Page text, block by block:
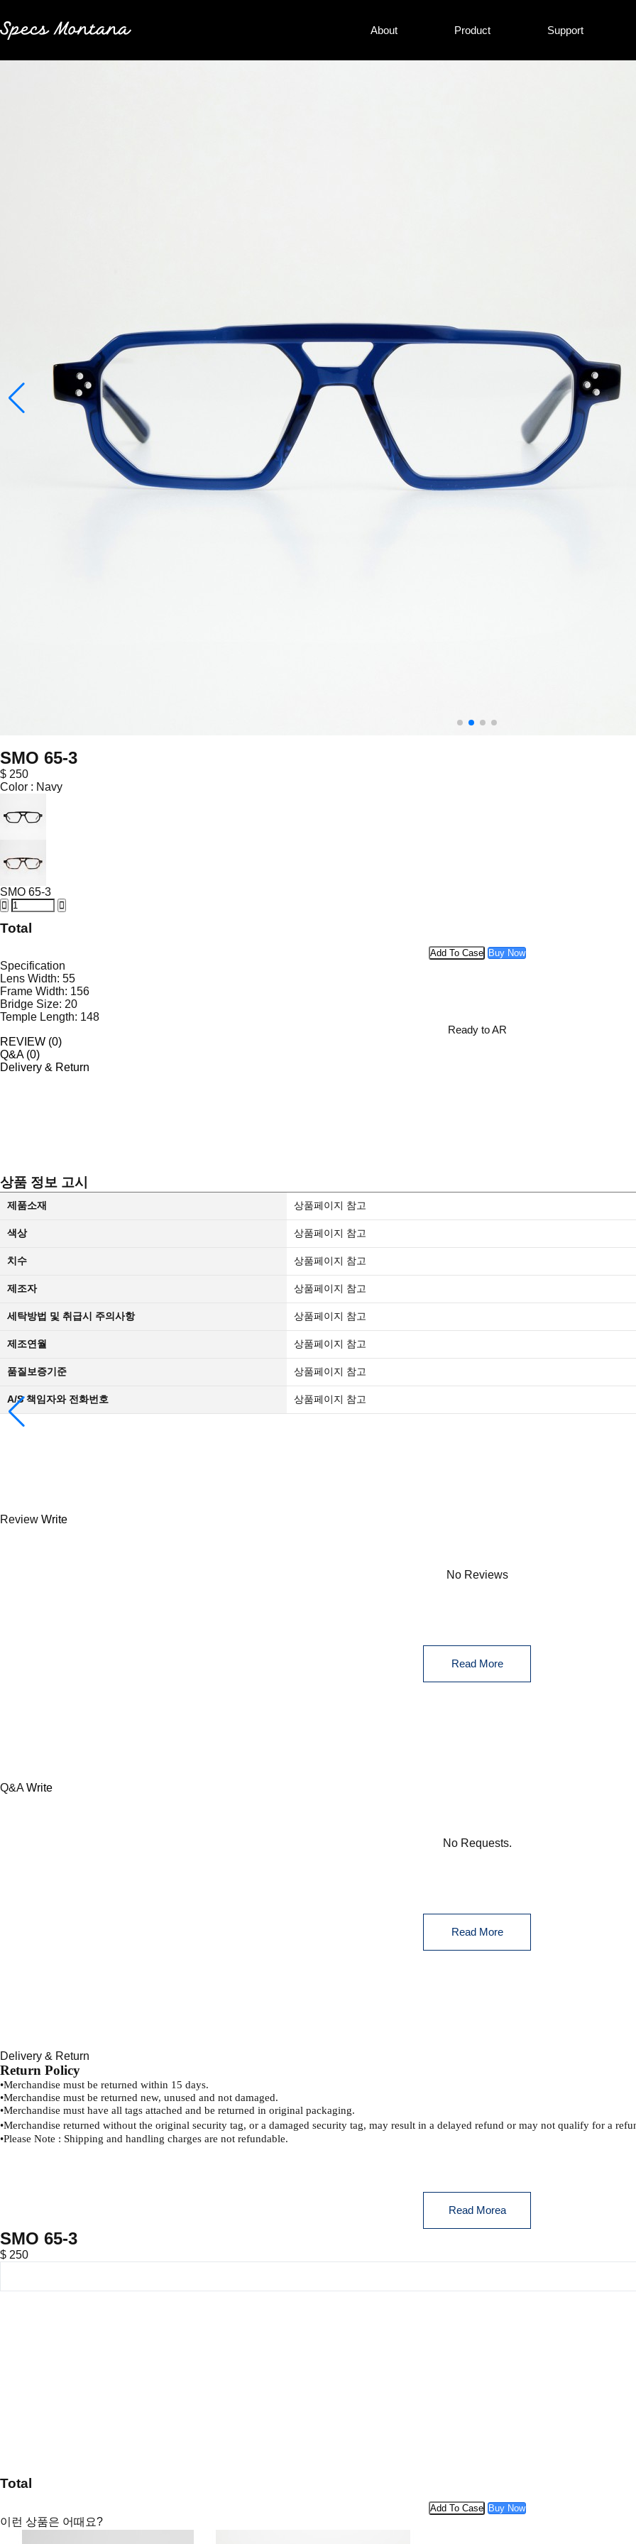
About Product Support
SMO 65-3
$ 250
Color : Navy
SMO 65-3
Total
Add To Case Buy Now
Specification
Lens Width: 55
Frame Width: 156
Bridge Size: 20
Temple Length: 148
Ready to AR
REVIEW (0)
Q&A (0)
Delivery & Return
상품 정보 고시
제품소재 상품페이지 참고
색상 상품페이지 참고
치수 상품페이지 참고
제조자 상품페이지 참고
세탁방법 및 취급시 주의사항 상품페이지 참고
제조연월 상품페이지 참고
품질보증기준 상품페이지 참고
A/S 책임자와 전화번호 상품페이지 참고
Review Write
No Reviews
Read More
Q&A Write
No Requests.
Read More
Delivery & Return
Return Policy
•Merchandise must be returned within 15 days.
•Merchandise must be returned new, unused and not damaged.
•Merchandise must have all tags attached and be returned in original packaging.
•Merchandise returned without the original security tag, or a damaged security tag, may result in a delayed refund or may not qualify for a
•Please Note : Shipping and handling charges are not refundable.
Read Morea
SMO 65-3
$ 250
Total
Add To Case Buy Now
이런 상품은 어때요?